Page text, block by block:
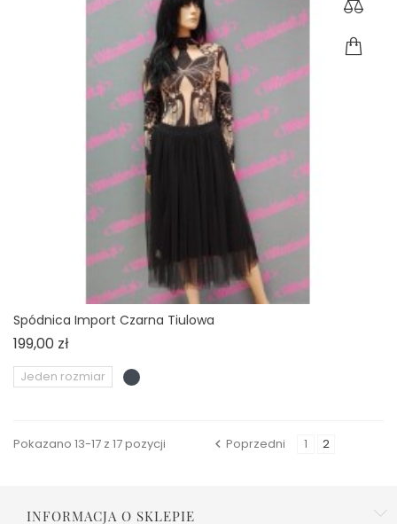
Spódnica Import Czarna Tiulowa
199,00 złCena
Jeden rozmiar
Pokazano 13-17 z 17 pozycji Poprzedni 1 2
INFORMACJA O SKLEPIE